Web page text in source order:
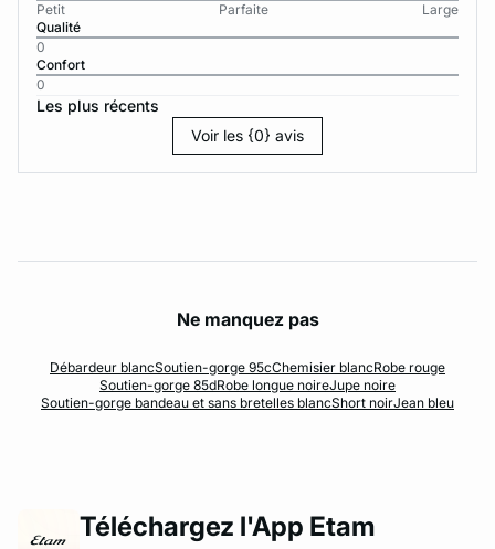
Petit
Parfaite
Large
Qualité
0
Confort
0
Les plus récents
Voir les {0} avis
Ne manquez pas
Débardeur blancSoutien-gorge 95cChemisier blancRobe rouge
Soutien-gorge 85dRobe longue noireJupe noire
Soutien-gorge bandeau et sans bretelles blancShort noirJean bleu
Téléchargez l'App Etam